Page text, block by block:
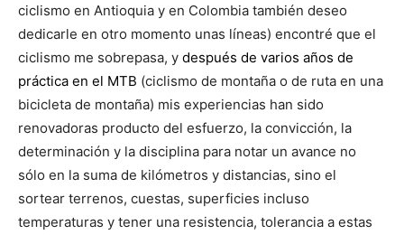
ciclismo en Antioquia y en Colombia también deseo
dedicarle en otro momento unas líneas) encontré que el
ciclismo me sobrepasa, y después de varios años de
práctica en el MTB (ciclismo de montaña o de ruta en una
bicicleta de montaña) mis experiencias han sido
renovadoras producto del esfuerzo, la convicción, la
determinación y la disciplina para notar un avance no
sólo en la suma de kilómetros y distancias, sino el
sortear terrenos, cuestas, superficies incluso
temperaturas y tener una resistencia, tolerancia a estas